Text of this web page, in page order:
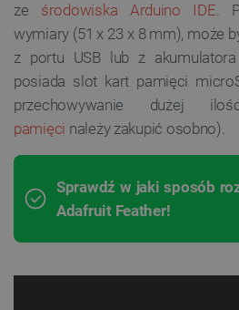
ze środowiska Arduino IDE.
wymiary (51 x 23 x 8 mm), może
z portu USB lub z akumulatora
posiada slot kart pamięci
przechowywanie dużej
pamięci należy zakupić osobno).
Sprawdź w jaki sposób
Adafruit Feather!